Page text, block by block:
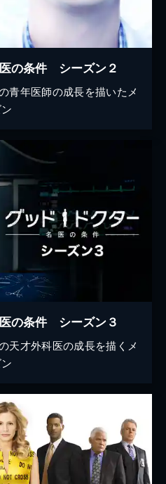
の条件 シーズン２
青年医師の成長を描いたメ
の条件 シーズン３
天才外科医の成長を描くメ